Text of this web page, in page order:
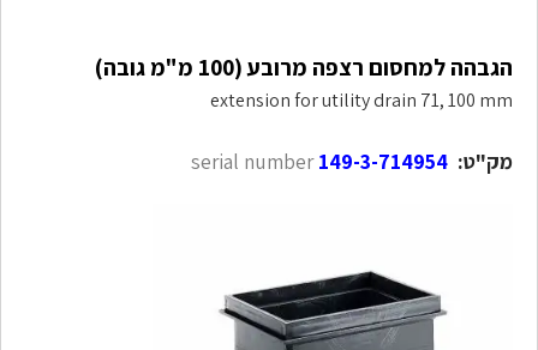
הגבהה למחסום רצפה מרובע (100 מ"מ גובה)
extension for utility drain 71, 100 mm
מק"ט: 149-3-714954